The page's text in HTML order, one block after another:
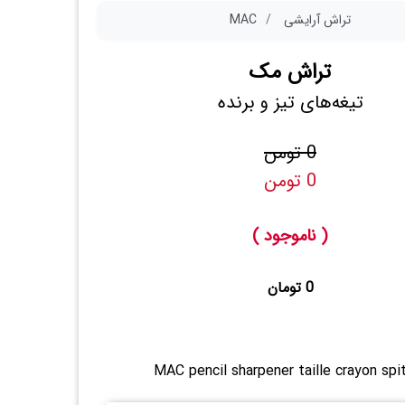
تراش آرایشی MAC
تراش مک
تیغه‌های تیز و برنده
0 تومن
0 تومن
( ناموجود )
0 تومان
MAC pencil sharpener taille crayon